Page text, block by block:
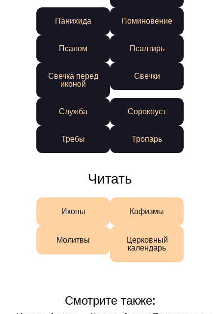
Панихида Поминовение
Псалом Псалтирь
Свечка перед
иконой
Свечки
Служба Сорокоуст
Требы Тропарь
Читать
Иконы Кафизмы
Молитвы
Церковный
календарь
Смотрите также: